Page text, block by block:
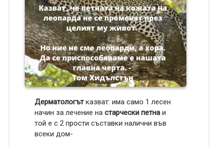
Дерматологътказват: има само 1 лесен
начин за лечение на старчески петнаи
той е с 2 прости съставки налични във
всеки дом-